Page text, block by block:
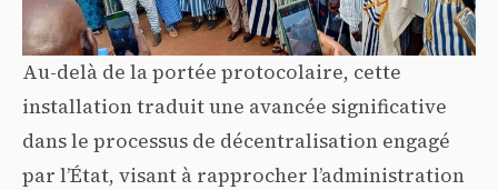
Au-delà de la portée protocolaire, cette
installation traduit une avancée significative
dans le processus de décentralisation engagé
par l’État, visant à rapprocher l’administration